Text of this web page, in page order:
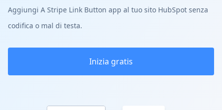
Aggiungi A Stripe Link Button app al tuo sito HubSpot senza
codifica o mal di testa.
Inizia gratis